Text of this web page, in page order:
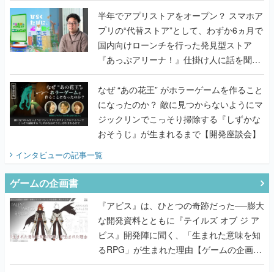
半年でアプリストアをオープン？ スマホア
プリの“代替ストア”として、わずか6ヵ月で
国内向けローンチを行った発見型ストア
『あっぷアリーナ！』仕掛け人に話を聞い
てみた
なぜ “あの花王” がホラーゲームを作ること
になったのか？ 敵に見つからないようにマ
ジックリンでこっそり掃除する『しずかな
おそうじ』が生まれるまで【開発座談会】
インタビューの記事一覧
ゲームの企画書
『アビス』は、ひとつの奇跡だった──膨大
な開発資料とともに『テイルズ オブ ジ ア
ビス』開発陣に聞く、「生まれた意味を知
るRPG」が生まれた理由【ゲームの企画
書】